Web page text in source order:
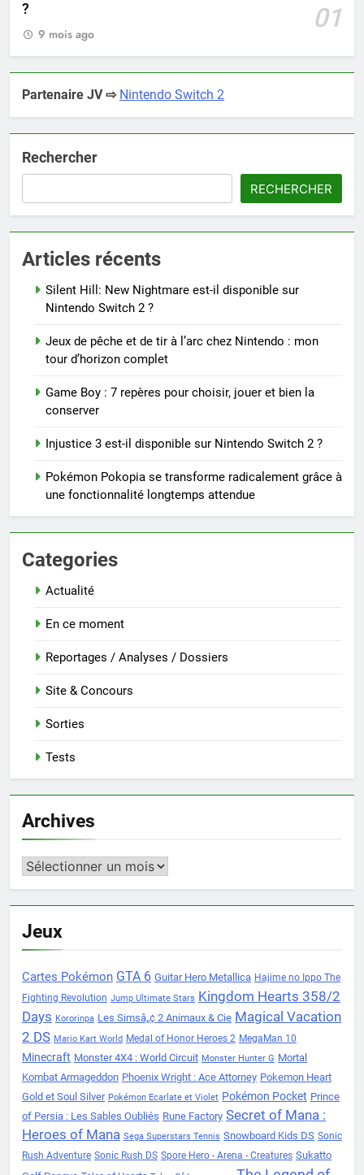
?
01
9 mois ago
Partenaire JV ⇨ Nintendo Switch 2
Rechercher
RECHERCHER
Articles récents
Silent Hill: New Nightmare est-il disponible sur
Nintendo Switch 2 ?
Jeux de pêche et de tir à l’arc chez Nintendo : mon
tour d’horizon complet
Game Boy : 7 repères pour choisir, jouer et bien la
conserver
Injustice 3 est-il disponible sur Nintendo Switch 2 ?
Pokémon Pokopia se transforme radicalement grâce à
une fonctionnalité longtemps attendue
Categories
Actualité
En ce moment
Reportages / Analyses / Dossiers
Site & Concours
Sorties
Tests
Archives
Archives
Jeux
Cartes Pokémon GTA 6 Guitar Hero Metallica Hajime no Ippo The
Fighting Revolution Jump Ultimate Stars Kingdom Hearts 358/2
Days Kororinpa Les Simsâ„¢ 2 Animaux & Cie Magical Vacation
2 DS Mario Kart World Medal of Honor Heroes 2 MegaMan 10
Minecraft Monster 4X4 : World Circuit Monster Hunter G Mortal
Kombat Armageddon Phoenix Wright : Ace Attorney Pokemon Heart
Gold et Soul Silver Pokémon Ecarlate et Violet Pokémon Pocket Prince
of Persia : Les Sables Oubliés Rune Factory Secret of Mana :
Heroes of Mana Sega Superstars Tennis Snowboard Kids DS Sonic
Rush Adventure Sonic Rush DS Spore Hero - Arena - Creatures Sukatto